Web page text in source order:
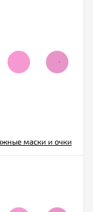
маски и очки